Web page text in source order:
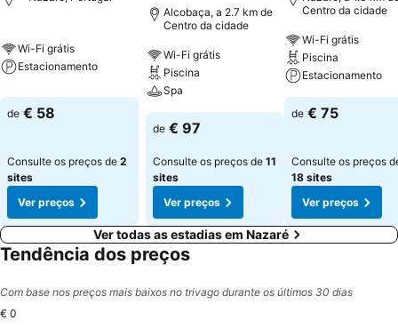
Wi-Fi grátis
Estacionamento
de € 58
Consulte os preços de 2
sites
Ver preços
Alcobaça, a 2.7 km de
Centro da cidade
Wi-Fi grátis
Piscina
Spa
de € 97
Consulte os preços de 11
sites
Ver preços
Centro da cidade
Wi-Fi grátis
Piscina
Estacionamento
de € 75
Consulte os preços
18 sites
Ver preços
Ver todas as estadias em Nazaré
Tendência dos preços
Com base nos preços mais baixos no trivago durante os últimos 30 dias
€ 0